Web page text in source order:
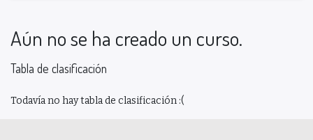
Tabla de clasificación
Todavía no hay tabla de clasificación :(
Aún no se ha creado un curso.